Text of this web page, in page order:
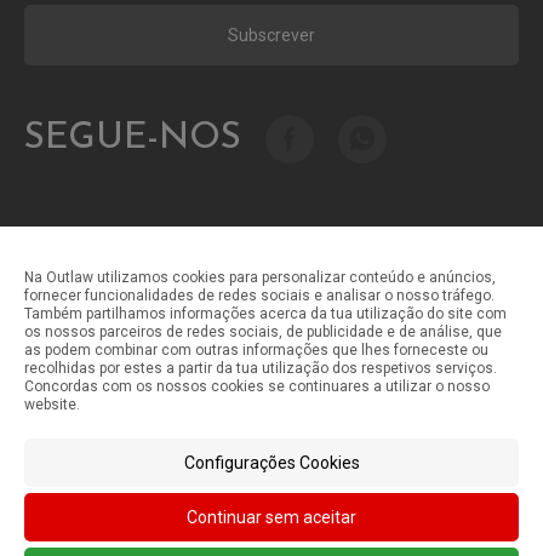
Subscrever
SEGUE-NOS
Métodos de pagamento
Métodos de envio
©Outlaw Parts 2024 . Todos os direitos reservados.
Na Outlaw utilizamos cookies para personalizar conteúdo e anúncios,
fornecer funcionalidades de redes sociais e analisar o nosso tráfego.
Também partilhamos informações acerca da tua utilização do site com
os nossos parceiros de redes sociais, de publicidade e de análise, que
as podem combinar com outras informações que lhes forneceste ou
recolhidas por estes a partir da tua utilização dos respetivos serviços.
Concordas com os nossos cookies se continuares a utilizar o nosso
website.
Configurações Cookies
Continuar sem aceitar